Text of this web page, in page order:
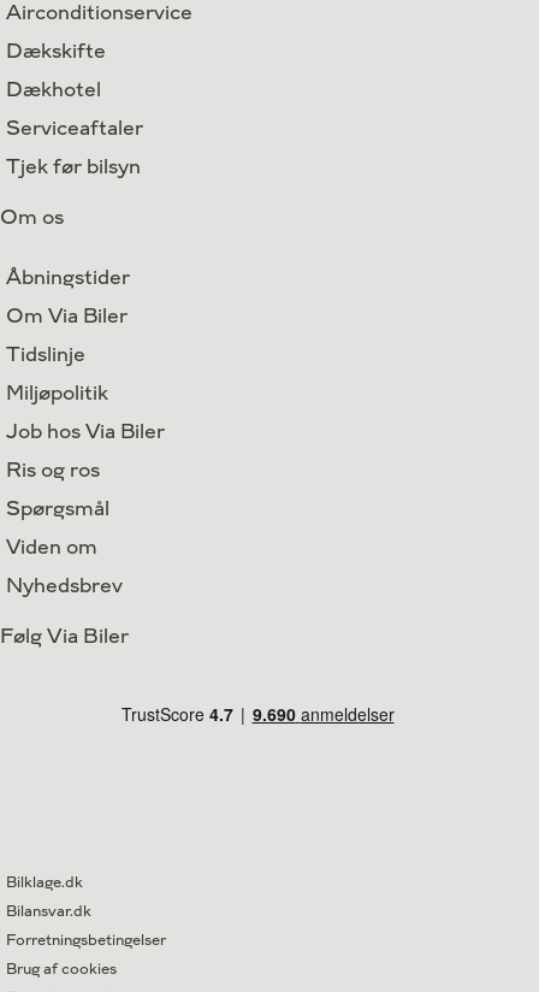
Airconditionservice
Dækskifte
Dækhotel
Serviceaftaler
Tjek før bilsyn
Om os
Åbningstider
Om Via Biler
Tidslinje
Miljøpolitik
Job hos Via Biler
Ris og ros
Spørgsmål
Viden om
Nyhedsbrev
Følg Via Biler
Bilklage.dk
Bilansvar.dk
Forretningsbetingelser
Brug af cookies